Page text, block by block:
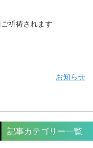
祈祷されます
お知らせ
記事カテゴリー一覧